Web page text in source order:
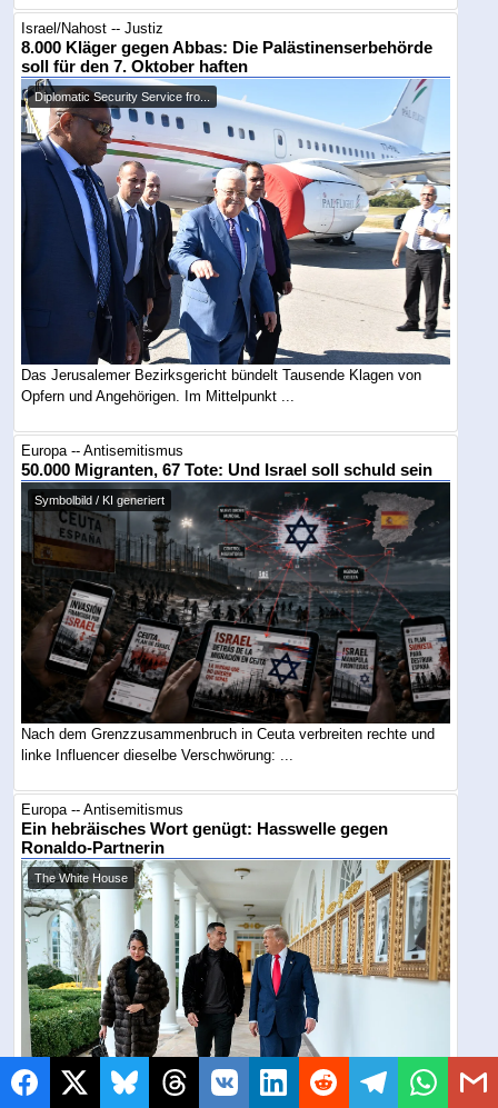
Israel/Nahost -- Justiz
8.000 Kläger gegen Abbas: Die Palästinenserbehörde
soll für den 7. Oktober haften
Diplomatic Security Service fro...
Das Jerusalemer Bezirksgericht bündelt Tausende Klagen von
Opfern und Angehörigen. Im Mittelpunkt ...
Europa -- Antisemitismus
50.000 Migranten, 67 Tote: Und Israel soll schuld sein
Symbolbild / KI generiert
Nach dem Grenzzusammenbruch in Ceuta verbreiten rechte und
linke Influencer dieselbe Verschwörung: ...
Europa -- Antisemitismus
Ein hebräisches Wort genügt: Hasswelle gegen
Ronaldo-Partnerin
The White House